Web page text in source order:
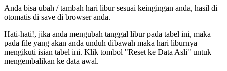
Anda bisa ubah / tambah hari libur sesuai keingingan anda, hasil di
otomatis di save di browser anda.
Hati-hati!, jika anda mengubah tanggal libur pada tabel ini, maka
pada file yang akan anda unduh dibawah maka hari liburnya
mengikuti isian tabel ini. Klik tombol "Reset ke Data Asli" untuk
mengembalikan ke data awal.